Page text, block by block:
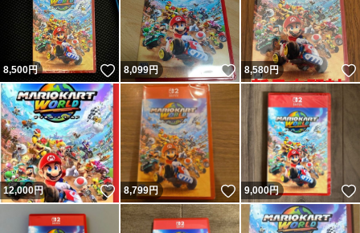
8,500円 いいね！
8,099円 いいね！
8,580円
12,000円 いいね！
8,799円 いいね！
9,000円